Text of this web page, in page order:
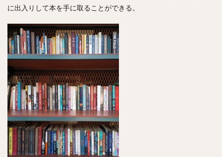
に出入りして本を手に取ることができる。